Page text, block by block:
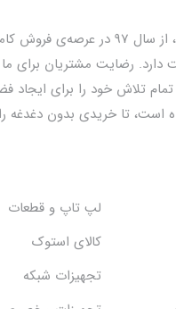
فروشگاه کوشا سیستم، از سال 97 در عرصه‌ی
دارد. رضایت مشتریان برای
تلاش خود را برای ایجاد
است، تا خریدی بدون دغدغه
لپ تاپ و قطعات
کالای استوک
تجهیزات شبکه